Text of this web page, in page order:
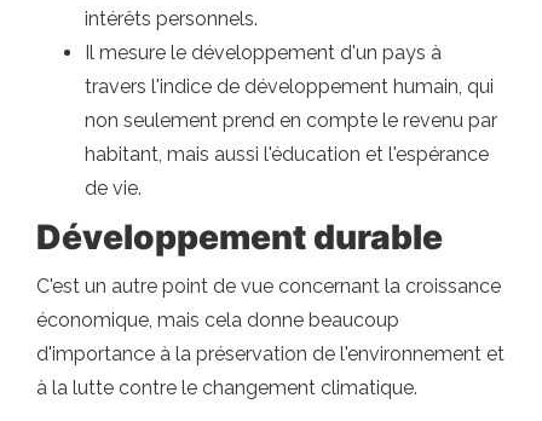
intérêts personnels.
Il mesure le développement d'un pays à
travers l'indice de développement humain, qui
non seulement prend en compte le revenu par
habitant, mais aussi l'éducation et l'espérance
de vie.
Développement durable
C'est un autre point de vue concernant la croissance
économique, mais cela donne beaucoup
d'importance à la préservation de l'environnement et
à la lutte contre le changement climatique.